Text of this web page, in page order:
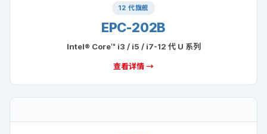
12 代旗舰
EPC-202B
Intel® Core™ i3 / i5 / i7-12 代 U 系列
查看详情 →